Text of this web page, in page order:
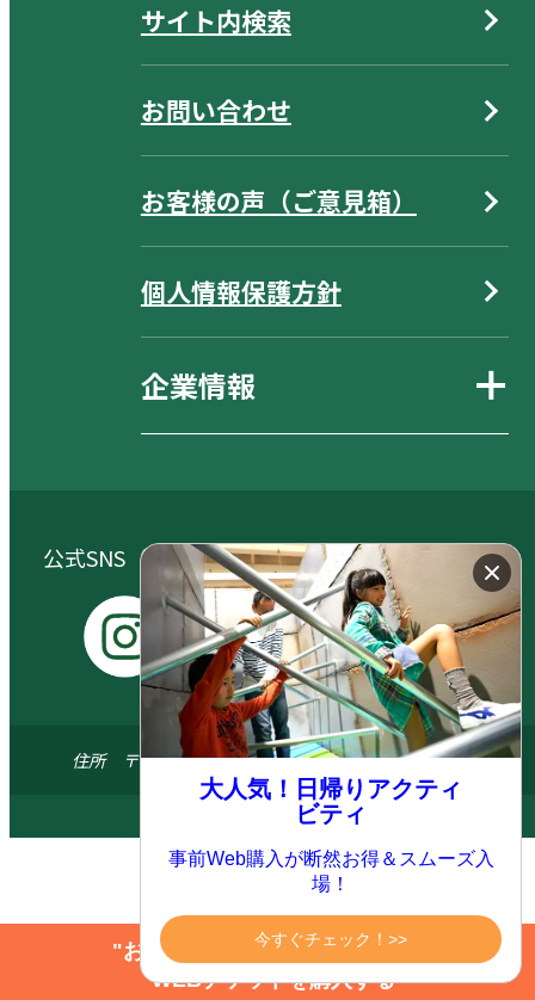
サイト内検索
お問い合わせ
お客様の声（ご意見箱）
個人情報保護方針
企業情報
公式SNS（大自然阿蘇健康の森／阿蘇元気の森）
s
g
m
Y
o
u
t
u
e
X
F
a
c
e
o
住所 〒869-1404 熊本県阿蘇郡南阿蘇村河陽5579-3
© 2024 ASO FARM LAND All.right reserved
"お得にアクティビティを楽しむ"
WEBチケットを購入する
大人気！日帰りアクティ
ビティ
事前Web購入が断然お得＆スムーズ入
場！
今すぐチェック！>>